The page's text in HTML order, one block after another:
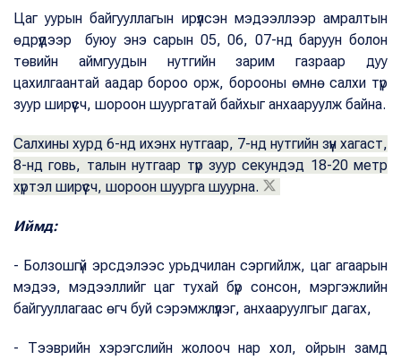
Цаг уурын байгууллагын ирүүлсэн мэдээллээр амралтын
өдрүүдээр буюу энэ сарын 05, 06, 07-нд баруун болон
төвийн аймгуудын нутгийн зарим газраар дуу
цахилгаантай аадар бороо орж, борооны өмнө салхи түр
зуур ширүүсч, шороон шуургатай байхыг анхааруулж байна.
Салхины хурд 6-нд ихэнх нутгаар, 7-нд нутгийн зүүн хагаст,
8-нд говь, талын нутгаар түр зуур секундэд 18-20 метр
хүртэл ширүүсч, шороон шуурга шуурна.
Иймд:
- Болзошгүй эрсдэлээс урьдчилан сэргийлж, цаг агаарын
мэдээ, мэдээллийг цаг тухай бүр сонсон, мэргэжлийн
байгууллагаас өгч буй сэрэмжлүүлэг, анхааруулгыг дагах,
- Тээврийн хэрэгслийн жолооч нар хол, ойрын замд